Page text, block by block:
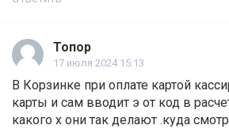
Топор
17 июля 2024 15:13
В Корзинке при оплате картой
карты и сам вводит э от код в
какого х они так делают .куда